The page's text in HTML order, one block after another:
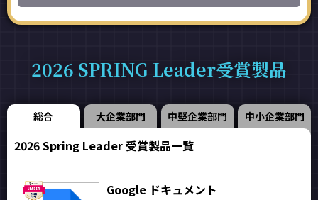
2026 SPRING Leader受賞製品
総合 大企業部門 中堅企業部門 中小企業部門
2026 Spring Leader 受賞製品一覧
Google ドキュメント